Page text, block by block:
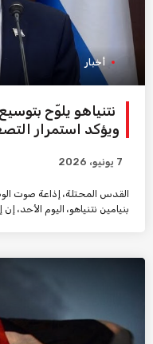
أخبار
ويؤكد استمرار
7 يونيو، 2026
القدس المحتلة، إذاعة صوت
بنيامين نتنياهو، اليوم